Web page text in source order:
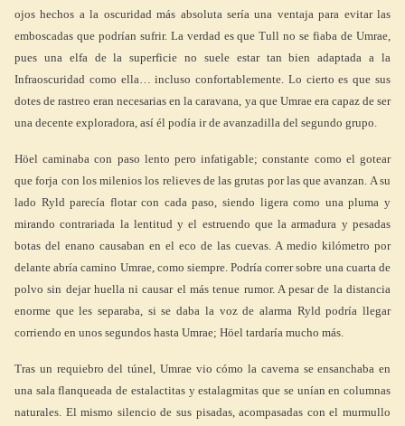
ojos hechos a la oscuridad más absoluta sería una ventaja para evitar las
emboscadas que podrían sufrir. La verdad es que Tull no se fiaba de Umrae,
pues una elfa de la superficie no suele estar tan bien adaptada a la
Infraoscuridad como ella… incluso confortablemente. Lo cierto es que sus
dotes de rastreo eran necesarias en la caravana, ya que Umrae era capaz de ser
una decente exploradora, así él podía ir de avanzadilla del segundo grupo.
Höel caminaba con paso lento pero infatigable; constante como el gotear
que forja con los milenios los relieves de las grutas por las que avanzan. A su
lado Ryld parecía flotar con cada paso, siendo ligera como una pluma y
mirando contrariada la lentitud y el estruendo que la armadura y pesadas
botas del enano causaban en el eco de las cuevas. A medio kilómetro por
delante abría camino Umrae, como siempre. Podría correr sobre una cuarta de
polvo sin dejar huella ni causar el más tenue rumor. A pesar de la distancia
enorme que les separaba, si se daba la voz de alarma Ryld podría llegar
corriendo en unos segundos hasta Umrae; Höel tardaría mucho más.
Tras un requiebro del túnel, Umrae vio cómo la caverna se ensanchaba en
una sala flanqueada de estalactitas y estalagmitas que se unían en columnas
naturales. El mismo silencio de sus pisadas, acompasadas con el murmullo